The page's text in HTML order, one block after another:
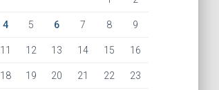
4 5 6 7 8 9
11 12 13 14 15 16
18 19 20 21 22 23